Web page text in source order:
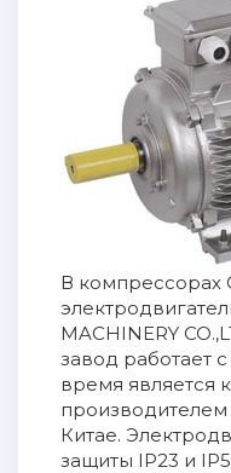
В компрессорах
MACHINERY
завод работает
время является
производителем
Китае.
защиты IP23 и